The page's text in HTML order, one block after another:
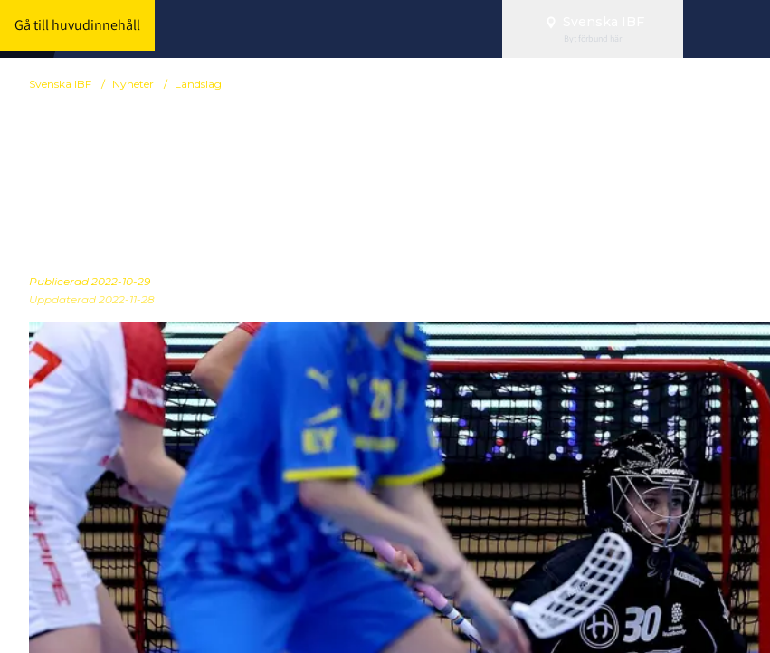
Gå till huvudinnehåll
Byt förbund här
Svenska IBF / Nyheter / Landslag
Publicerad 2022-10-29
Uppdaterad 2022-11-28